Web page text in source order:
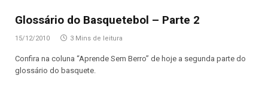
Glossário do Basquetebol – Parte 2
15/12/2010 3 Mins de leitura
Confira na coluna “Aprende Sem Berro” de hoje a segunda parte do
glossário do basquete.